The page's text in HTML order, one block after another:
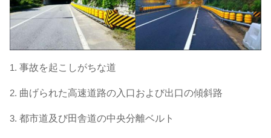
1. 事故を起こしがちな道
2. 曲げられた高速道路の入口および出口の傾斜路
3. 都市道及び田舎道の中央分離ベルト